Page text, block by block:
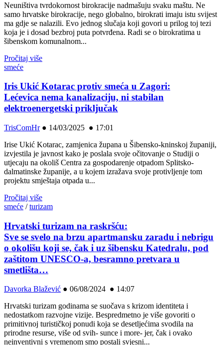
Neuništiva tvrdokornost birokracije nadmašuju svaku maštu. Ne
samo hrvatske birokracije, nego globalno, birokrati imaju istu svijest
ma gdje se nalazili. Evo jednog slučaja koji govori u prilog toj tezi
koja je i dosad bezbroj puta potvrđena. Radi se o birokratima u
šibenskom komunalnom...
Pročitaj više
smeće
Iris Ukić Kotarac protiv smeća u Zagori:
Lećevica nema kanalizaciju, ni stabilan
elektroenergetski priključak
TrisComHr● 14/03/2025 ● 17:01
Irise Ukić Kotarac, zamjenica župana u Šibensko-kninskoj županiji,
izvjestila je javnost kako je poslala svoje očitovanje o Studiji o
utjecaju na okoliš Centra za gospodarenje otpadom Splitsko-
dalmatinske županije, a u kojem izražava svoje protivljenje tom
projektu smještaja otpada u...
Pročitaj više
smeće /turizam
Hrvatski turizam na raskršću:
Sve se svelo na brzu apartmansku zaradu i nebrigu
o okolišu koji se, čak i uz šibensku Katedralu, pod
zaštitom UNESCO-a, besramno pretvara u
smetlišta…
Davorka Blažević ● 06/08/2024 ● 14:07
Hrvatski turizam godinama se suočava s krizom identiteta i
nedostatkom razvojne vizije. Bespredmetno je više govoriti o
primitivnoj turističkoj ponudi koja se desetljećima svodila na
prirodne resurse, više od svih- sunce i more- jer, čak i ovako
neinventivni s vremenom smo postali svjesni...